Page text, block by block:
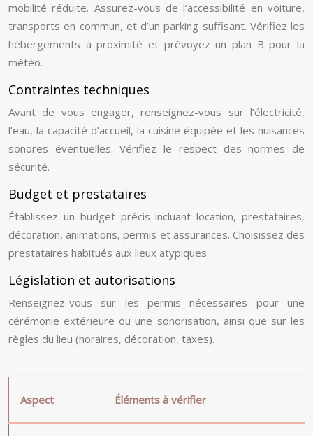
mobilité réduite. Assurez-vous de l’accessibilité en voiture,
transports en commun, et d’un parking suffisant. Vérifiez les
hébergements à proximité et prévoyez un plan B pour la
météo.
Contraintes techniques
Avant de vous engager, renseignez-vous sur l’électricité,
l’eau, la capacité d’accueil, la cuisine équipée et les nuisances
sonores éventuelles. Vérifiez le respect des normes de
sécurité.
Budget et prestataires
Établissez un budget précis incluant location, prestataires,
décoration, animations, permis et assurances. Choisissez des
prestataires habitués aux lieux atypiques.
Législation et autorisations
Renseignez-vous sur les permis nécessaires pour une
cérémonie extérieure ou une sonorisation, ainsi que sur les
règles du lieu (horaires, décoration, taxes).
Aspect Éléments à vérifier